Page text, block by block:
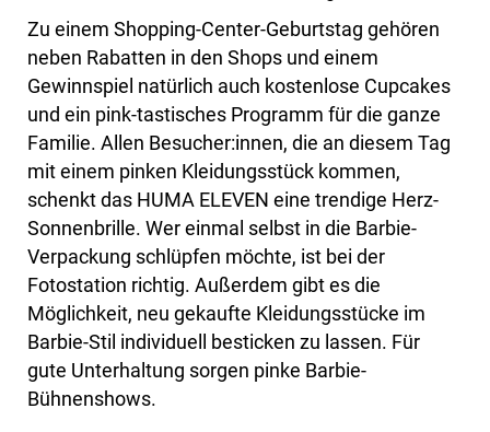
Zu einem Shopping-Center-Geburtstag gehören
neben Rabatten in den Shops und einem
Gewinnspiel natürlich auch kostenlose Cupcakes
und ein pink-tastisches Programm für die ganze
Familie. Allen Besucher:innen, die an diesem Tag
mit einem pinken Kleidungsstück kommen,
schenkt das HUMA ELEVEN eine trendige Herz-
Sonnenbrille. Wer einmal selbst in die Barbie-
Verpackung schlüpfen möchte, ist bei der
Fotostation richtig. Außerdem gibt es die
Möglichkeit, neu gekaufte Kleidungsstücke im
Barbie-Stil individuell besticken zu lassen. Für
gute Unterhaltung sorgen pinke Barbie-
Bühnenshows.